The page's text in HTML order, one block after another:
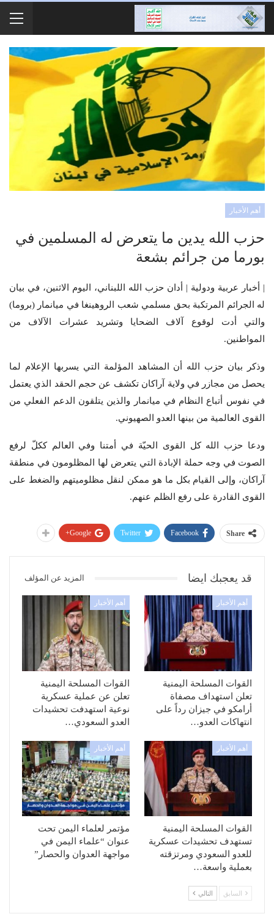
أهم الأخبار
حزب الله يدين ما يتعرض له المسلمين في
بورما من جرائم بشعة
| أخبار عربية ودولية | أدان حزب الله اللبناني، اليوم الاثنين، في بيان
له الجرائم المرتكبة بحق مسلمي شعب الروهينغا في ميانمار (بروما)
والتي أدت لوقوع آلاف الضحايا وتشريد عشرات الآلاف من
المواطنين.
وذكر بيان حزب الله أن المشاهد المؤلمة التي يسربها الإعلام لما
يحصل من مجازر في ولاية آراكان تكشف عن حجم الحقد الذي يعتمل
في نفوس أتباع النظام في ميانمار والذين يتلقون الدعم الفعلي من
القوى العالمية من بينها العدو الصهيوني.
ودعا حزب الله كل القوى الحيّة في أمتنا وفي العالم ككلّ لرفع
الصوت في وجه حملة الإبادة التي يتعرض لها المظلومون في منطقة
آراكان، وإلى القيام بكل ما هو ممكن لنقل مظلوميتهم والضغط على
القوى القادرة على رفع الظلم عنهم.
Share
Facebook
Twitter
Google+
قد يعجبك ايضا المزيد عن المؤلف
أهم الأخبار
القوات المسلحة اليمنية
تعلن استهداف مصفاة
أرامكو في جيزان رداً على
انتهاكات العدو…
أهم الأخبار
القوات المسلحة اليمنية
تعلن عن عملية عسكرية
نوعية استهدفت تحشيدات
العدو السعودي…
أهم الأخبار
القوات المسلحة اليمنية
تستهدف تحشيدات عسكرية
للعدو السعودي ومرتزقته
بعملية واسعة…
أهم الأخبار
مؤتمر لعلماء اليمن تحت
عنوان “علماء اليمن في
مواجهة العدوان والحصار”
السابق التالي